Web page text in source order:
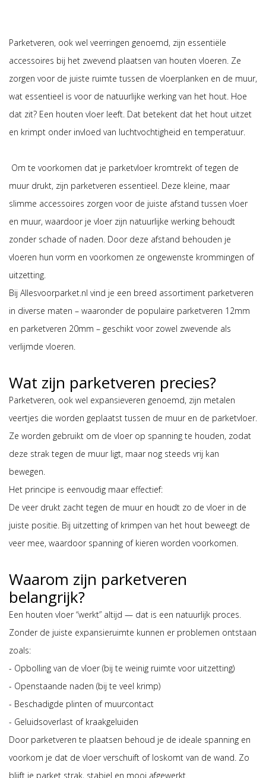
Parketveren, ook wel veerringen genoemd, zijn essentiële
accessoires bij het zwevend plaatsen van houten vloeren. Ze
zorgen voor de juiste ruimte tussen de vloerplanken en de muur,
wat essentieel is voor de natuurlijke werking van het hout. Hoe
dat zit? Een houten vloer leeft. Dat betekent dat het hout uitzet
en krimpt onder invloed van luchtvochtigheid en temperatuur.
Om te voorkomen dat je parketvloer kromtrekt of tegen de
muur drukt, zijn parketveren essentieel. Deze kleine, maar
slimme accessoires zorgen voor de juiste afstand tussen vloer
en muur, waardoor je vloer zijn natuurlijke werking behoudt
zonder schade of naden. Door deze afstand behouden je
vloeren hun vorm en voorkomen ze ongewenste krommingen of
uitzetting.
Bij Allesvoorparket.nl vind je een breed assortiment parketveren
in diverse maten – waaronder de populaire parketveren 12mm
en parketveren 20mm – geschikt voor zowel zwevende als
verlijmde vloeren.
Wat zijn parketveren precies?
Parketveren, ook wel expansieveren genoemd, zijn metalen
veertjes die worden geplaatst tussen de muur en de parketvloer.
Ze worden gebruikt om de vloer op spanning te houden, zodat
deze strak tegen de muur ligt, maar nog steeds vrij kan
bewegen.
Het principe is eenvoudig maar effectief:
De veer drukt zacht tegen de muur en houdt zo de vloer in de
juiste positie. Bij uitzetting of krimpen van het hout beweegt de
veer mee, waardoor spanning of kieren worden voorkomen.
Waarom zijn parketveren
belangrijk?
Een houten vloer “werkt” altijd — dat is een natuurlijk proces.
Zonder de juiste expansieruimte kunnen er problemen ontstaan
zoals:
- Opbolling van de vloer (bij te weinig ruimte voor uitzetting)
- Openstaande naden (bij te veel krimp)
- Beschadigde plinten of muurcontact
- Geluidsoverlast of kraakgeluiden
Door parketveren te plaatsen behoud je de ideale spanning en
voorkom je dat de vloer verschuift of loskomt van de wand. Zo
blijft je parket strak, stabiel en mooi afgewerkt.